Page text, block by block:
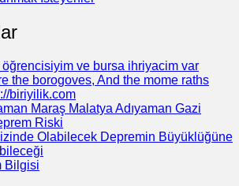
öğrencisiyim ve bursa ihriyacim var
the borogoves, And the mome raths
biriyilik.com
Maraş Malatya Adıyaman Gazi
Riski
Olabilecek Depremin Büyüklüğüne
Bilgisi